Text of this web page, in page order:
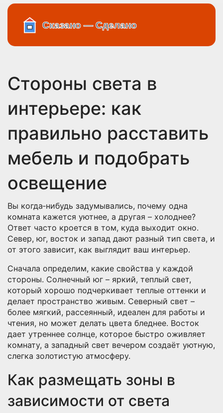
Стороны света в
интерьере: как
правильно расставить
мебель и подобрать
освещение
Вы когда‑нибудь задумывались, почему одна
комната кажется уютнее, а другая – холоднее?
Ответ часто кроется в том, куда выходит окно.
Север, юг, восток и запад дают разный тип света, и
от этого зависит, как выглядит ваш интерьер.
Сначала определим, какие свойства у каждой
стороны. Солнечный юг – яркий, теплый свет,
который хорошо подчеркивает теплые оттенки и
делает пространство живым. Северный свет –
более мягкий, рассеянный, идеален для работы и
чтения, но может делать цвета бледнее. Восток
дает утреннее солнце, которое быстро оживляет
комнату, а западный свет вечером создаёт уютную,
слегка золотистую атмосферу.
Как размещать зоны в
зависимости от света